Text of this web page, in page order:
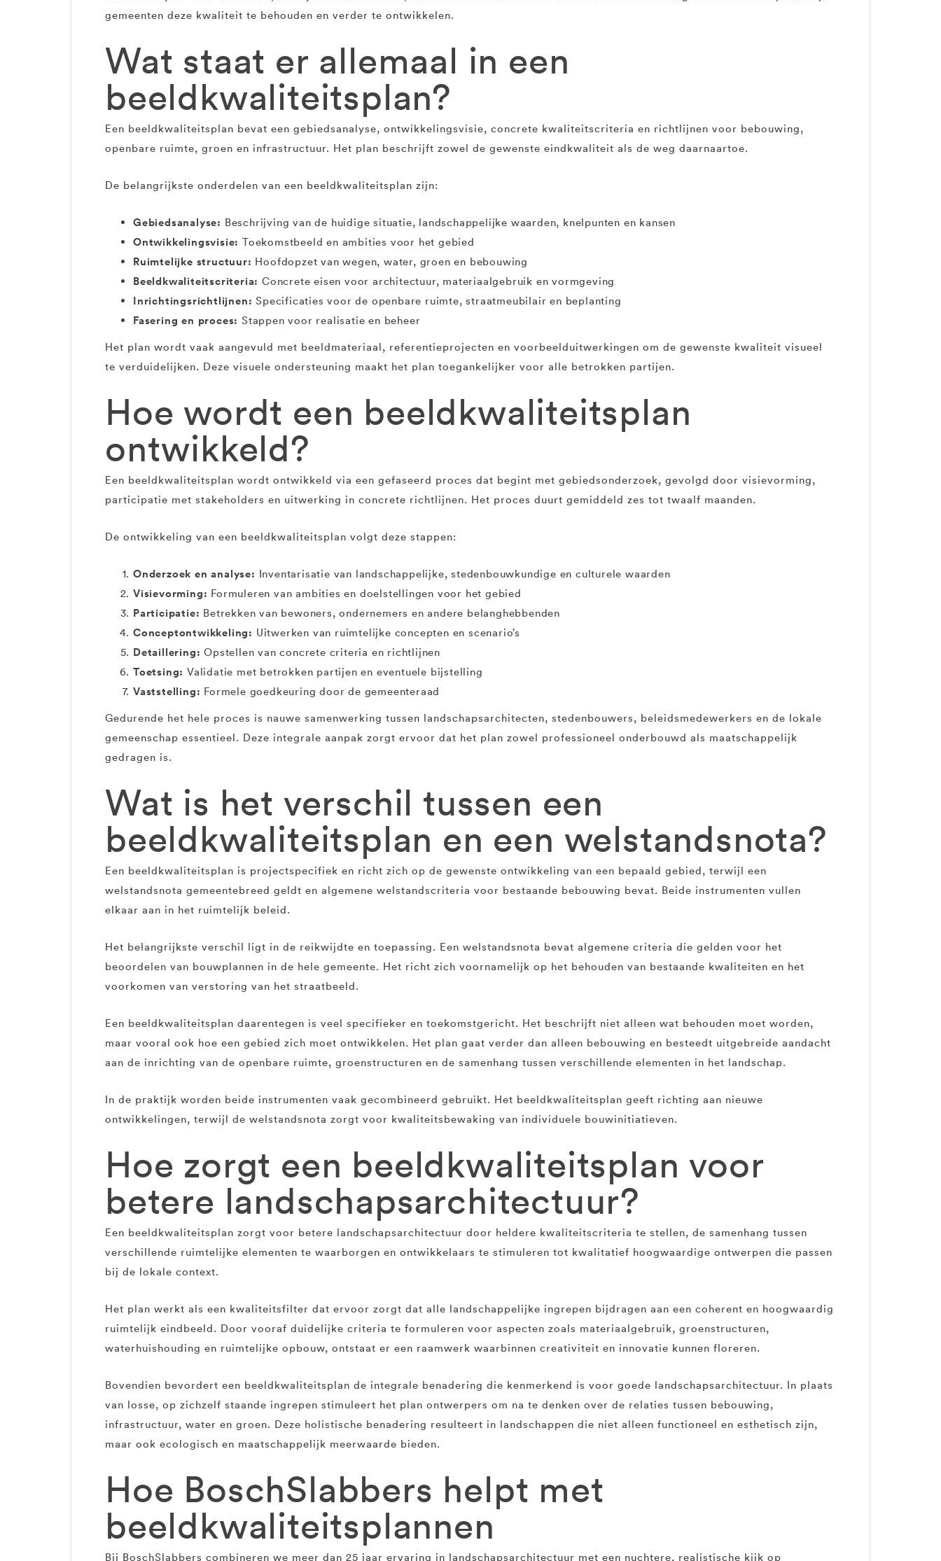
gemeenten deze kwaliteit te behouden en verder te ontwikkelen.
Wat staat er allemaal in een
beeldkwaliteitsplan?
Een beeldkwaliteitsplan bevat een gebiedsanalyse, ontwikkelingsvisie, concrete kwaliteitscriteria en richtlijnen voor bebouwing,
openbare ruimte, groen en infrastructuur. Het plan beschrijft zowel de gewenste eindkwaliteit als de weg daarnaartoe.
De belangrijkste onderdelen van een beeldkwaliteitsplan zijn:
Gebiedsanalyse: Beschrijving van de huidige situatie, landschappelijke waarden, knelpunten en kansen
Ontwikkelingsvisie: Toekomstbeeld en ambities voor het gebied
Ruimtelijke structuur: Hoofdopzet van wegen, water, groen en bebouwing
Beeldkwaliteitscriteria: Concrete eisen voor architectuur, materiaalgebruik en vormgeving
Inrichtingsrichtlijnen: Specificaties voor de openbare ruimte, straatmeubilair en beplanting
Fasering en proces: Stappen voor realisatie en beheer
Het plan wordt vaak aangevuld met beeldmateriaal, referentieprojecten en voorbeelduitwerkingen om de gewenste kwaliteit visueel
te verduidelijken. Deze visuele ondersteuning maakt het plan toegankelijker voor alle betrokken partijen.
Hoe wordt een beeldkwaliteitsplan
ontwikkeld?
Een beeldkwaliteitsplan wordt ontwikkeld via een gefaseerd proces dat begint met gebiedsonderzoek, gevolgd door visievorming,
participatie met stakeholders en uitwerking in concrete richtlijnen. Het proces duurt gemiddeld zes tot twaalf maanden.
De ontwikkeling van een beeldkwaliteitsplan volgt deze stappen:
Onderzoek en analyse: Inventarisatie van landschappelijke, stedenbouwkundige en culturele waarden
Visievorming: Formuleren van ambities en doelstellingen voor het gebied
Participatie: Betrekken van bewoners, ondernemers en andere belanghebbenden
Conceptontwikkeling: Uitwerken van ruimtelijke concepten en scenario’s
Detaillering: Opstellen van concrete criteria en richtlijnen
Toetsing: Validatie met betrokken partijen en eventuele bijstelling
Vaststelling: Formele goedkeuring door de gemeenteraad
Gedurende het hele proces is nauwe samenwerking tussen landschapsarchitecten, stedenbouwers, beleidsmedewerkers en de lokale
gemeenschap essentieel. Deze integrale aanpak zorgt ervoor dat het plan zowel professioneel onderbouwd als maatschappelijk
gedragen is.
Wat is het verschil tussen een
beeldkwaliteitsplan en een welstandsnota?
Een beeldkwaliteitsplan is projectspecifiek en richt zich op de gewenste ontwikkeling van een bepaald gebied, terwijl een
welstandsnota gemeentebreed geldt en algemene welstandscriteria voor bestaande bebouwing bevat. Beide instrumenten vullen
elkaar aan in het ruimtelijk beleid.
Het belangrijkste verschil ligt in de reikwijdte en toepassing. Een welstandsnota bevat algemene criteria die gelden voor het
beoordelen van bouwplannen in de hele gemeente. Het richt zich voornamelijk op het behouden van bestaande kwaliteiten en het
voorkomen van verstoring van het straatbeeld.
Een beeldkwaliteitsplan daarentegen is veel specifieker en toekomstgericht. Het beschrijft niet alleen wat behouden moet worden,
maar vooral ook hoe een gebied zich moet ontwikkelen. Het plan gaat verder dan alleen bebouwing en besteedt uitgebreide aandacht
aan de inrichting van de openbare ruimte, groenstructuren en de samenhang tussen verschillende elementen in het landschap.
In de praktijk worden beide instrumenten vaak gecombineerd gebruikt. Het beeldkwaliteitsplan geeft richting aan nieuwe
ontwikkelingen, terwijl de welstandsnota zorgt voor kwaliteitsbewaking van individuele bouwinitiatieven.
Hoe zorgt een beeldkwaliteitsplan voor
betere landschapsarchitectuur?
Een beeldkwaliteitsplan zorgt voor betere landschapsarchitectuur door heldere kwaliteitscriteria te stellen, de samenhang tussen
verschillende ruimtelijke elementen te waarborgen en ontwikkelaars te stimuleren tot kwalitatief hoogwaardige ontwerpen die passen
bij de lokale context.
Het plan werkt als een kwaliteitsfilter dat ervoor zorgt dat alle landschappelijke ingrepen bijdragen aan een coherent en hoogwaardig
ruimtelijk eindbeeld. Door vooraf duidelijke criteria te formuleren voor aspecten zoals materiaalgebruik, groenstructuren,
waterhuishouding en ruimtelijke opbouw, ontstaat er een raamwerk waarbinnen creativiteit en innovatie kunnen floreren.
Bovendien bevordert een beeldkwaliteitsplan de integrale benadering die kenmerkend is voor goede landschapsarchitectuur. In plaats
van losse, op zichzelf staande ingrepen stimuleert het plan ontwerpers om na te denken over de relaties tussen bebouwing,
infrastructuur, water en groen. Deze holistische benadering resulteert in landschappen die niet alleen functioneel en esthetisch zijn,
maar ook ecologisch en maatschappelijk meerwaarde bieden.
Hoe BoschSlabbers helpt met
beeldkwaliteitsplannen
Bij BoschSlabbers combineren we meer dan 25 jaar ervaring in landschapsarchitectuur met een nuchtere, realistische kijk op